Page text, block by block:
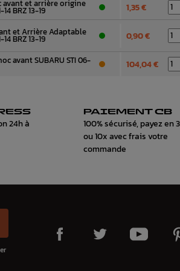
avant et arrière origine
BRZ 13-19 1,35 €
et Arrière Adaptable
BRZ 13-19 0,90 €
avant SUBARU STI 06- 104,04 €
24h à
PAIEMENT CB
100% sécurisé, payez en
ou 10x avec frais votre
commande